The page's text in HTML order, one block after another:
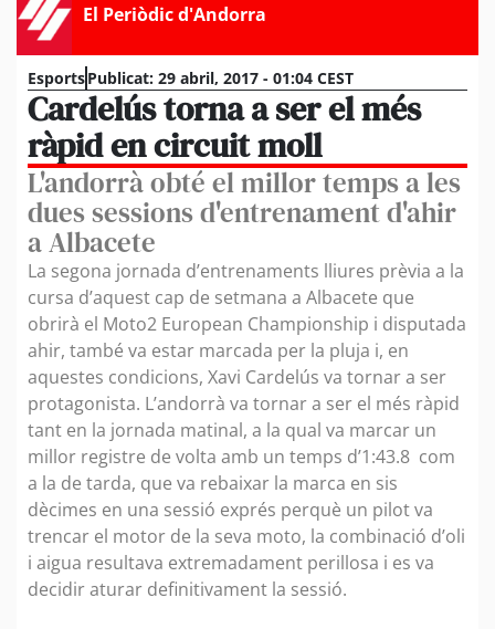
El Periòdic d'Andorra
EsportsPublicat: 29 abril, 2017 - 01:04 CEST
Cardelús torna a ser el més
ràpid en circuit moll
L'andorrà obté el millor temps a les
dues sessions d'entrenament d'ahir
a Albacete
La segona jornada d’entrenaments lliures prèvia a la
cursa d’aquest cap de setmana a Albacete que
obrirà el Moto2 European Championship i disputada
ahir, també va estar marcada per la pluja i, en
aquestes condicions, Xavi Cardelús va tornar a ser
protagonista. L’andorrà va tornar a ser el més ràpid
tant en la jornada matinal, a la qual va marcar un
millor registre de volta amb un temps d’1:43.8 com
a la de tarda, que va rebaixar la marca en sis
dècimes en una sessió exprés perquè un pilot va
trencar el motor de la seva moto, la combinació d’oli
i aigua resultava extremadament perillosa i es va
decidir aturar definitivament la sessió.